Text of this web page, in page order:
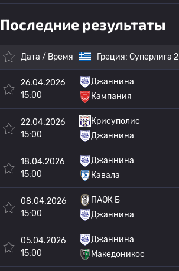
Последние результаты
Дата / Время Греция: Суперлига 2
26.04.2026
15:00
Джаннина
Кампания
22.04.2026
15:00
Крисуполис
Джаннина
18.04.2026
15:00
Джаннина
Кавала
08.04.2026
15:00
ПАОК Б
Джаннина
05.04.2026
15:00
Джаннина
Македоникос